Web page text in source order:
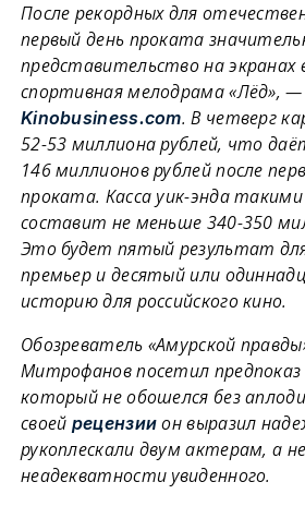
После рекордных для
первый день проката
представительство на экранах
спортивная мелодрама «Лёд»,
Kinobusiness.com. В четверг
52-53 миллиона рублей, что
146 миллионов рублей после
проката. Касса уик-энда
составит не меньше 340-350
Это будет пятый результат
премьер и десятый или
историю для российского кино.
Обозреватель «Амурской
Митрофанов посетил предпоказ
который не обошелся без
своей рецензии он выразил
рукоплескали двум актерам, а
неадекватности увиденного.